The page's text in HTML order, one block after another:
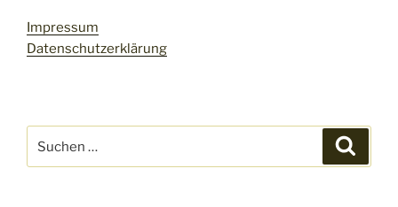
Impressum
Datenschutzerklärung
nach: